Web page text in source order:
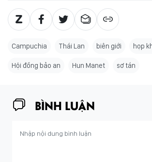
Campuchia Thái Lan biên giới họp
Hội đồng bảo an Hun Manet sơ tán
BÌNH LUẬN